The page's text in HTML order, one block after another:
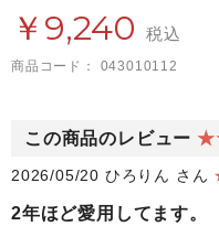
￥9,240 税込
商品コード： 043010112
この商品のレビュー
2026/05/20 ひろりん さん
2年ほど愛用してます。